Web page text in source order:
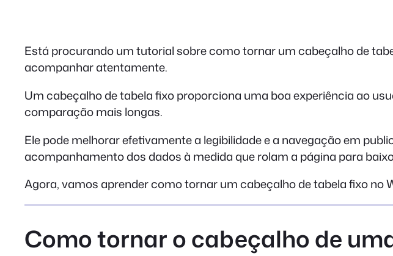
Está procurando um tutorial sobre como tornar um cabeçalho de
acompanhar atentamente.
Um cabeçalho de tabela fixo proporciona uma boa experiência ao
comparação mais longas.
Ele pode melhorar efetivamente a legibilidade e a navegação em
acompanhamento dos dados à medida que rolam a página para
Agora, vamos aprender como tornar um cabeçalho de tabela fixo no
Como tornar o cabeçalho de